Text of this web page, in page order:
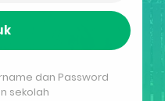
dan Password
sekolah